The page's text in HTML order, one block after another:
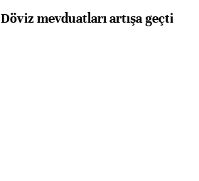
Döviz mevduatları artışa geçti